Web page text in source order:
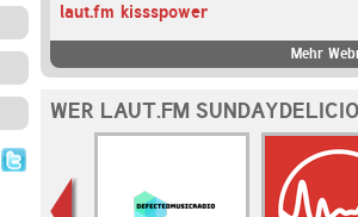
laut.fm kissspower
Mehr
WER LAUT.FM